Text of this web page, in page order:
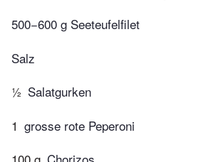
500−600 g Seeteufelfilet
Salz
½ Salatgurken
1 grosse rote Peperoni